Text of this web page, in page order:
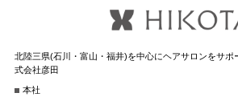
北陸三県(石川・富山・福井)を中心にヘアサロンをサポ
式会社彦田
本社